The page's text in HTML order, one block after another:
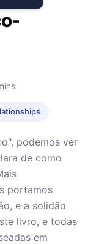
podemos ver
de como
portamos
e a solidão
livro, e todas
em